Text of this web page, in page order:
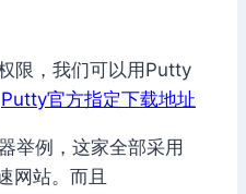
限，我们可以用Putty
Putty官方指定下载地址
举例，这家全部采用
网站。而且